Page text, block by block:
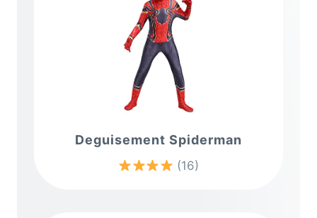
Deguisement Spiderman
(16)